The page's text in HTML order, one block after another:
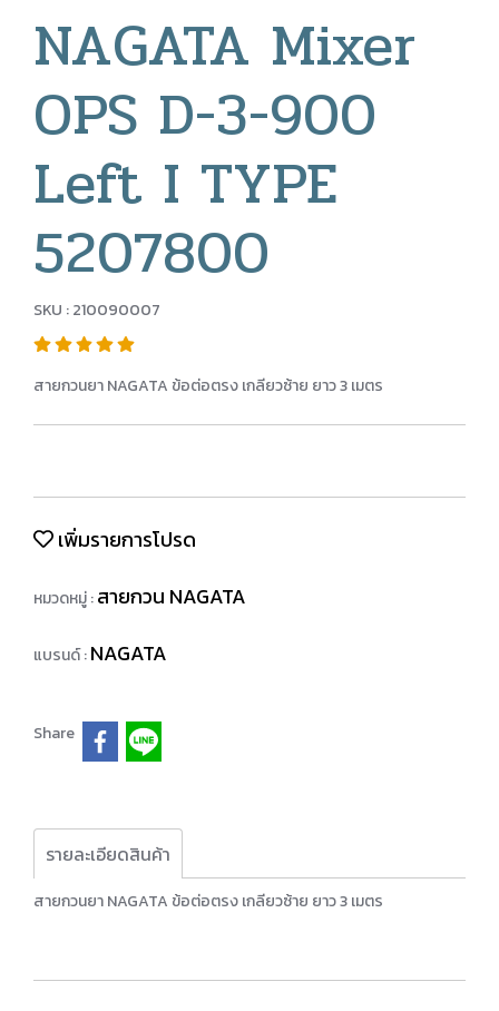
NAGATA Mixer
OPS D-3-900
Left I TYPE
5207800
SKU : 210090007
สายกวนยา NAGATA ข้อต่อตรง เกลียวซ้าย ยาว 3 เมตร
เพิ่มรายการโปรด
หมวดหมู่ :สายกวน NAGATA
แบรนด์ :NAGATA
Share
รายละเอียดสินค้า
สายกวนยา NAGATA ข้อต่อตรง เกลียวซ้าย ยาว 3 เมตร